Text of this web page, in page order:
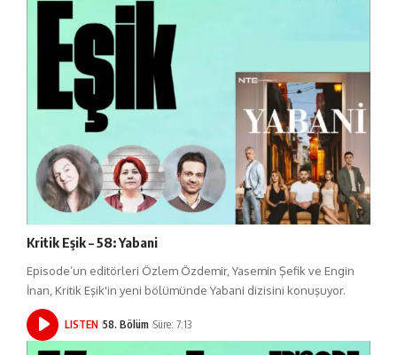
Kritik Eşik – 58: Yabani
Episode’un editörleri Özlem Özdemir, Yasemin Şefik ve Engin
İnan, Kritik Eşik'in yeni bölümünde Yabani dizisini konuşuyor.
LISTEN 58. Bölüm Süre: 7:13